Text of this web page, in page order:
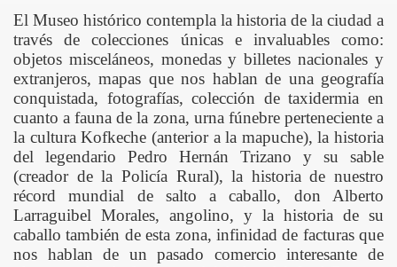
El Museo histórico contempla la historia de la ciudad a
través de colecciones únicas e invaluables como:
objetos misceláneos, monedas y billetes nacionales y
extranjeros, mapas que nos hablan de una geografía
conquistada, fotografías, colección de taxidermia en
cuanto a fauna de la zona, urna fúnebre perteneciente a
la cultura Kofkeche (anterior a la mapuche), la historia
del legendario Pedro Hernán Trizano y su sable
(creador de la Policía Rural), la historia de nuestro
récord mundial de salto a caballo, don Alberto
Larraguibel Morales, angolino, y la historia de su
caballo también de esta zona, infinidad de facturas que
nos hablan de un pasado comercio interesante de
N° 3 Húsares de Angol
DEUCO PATRIMONIO ARQUITECTÓNICO COMUNAL